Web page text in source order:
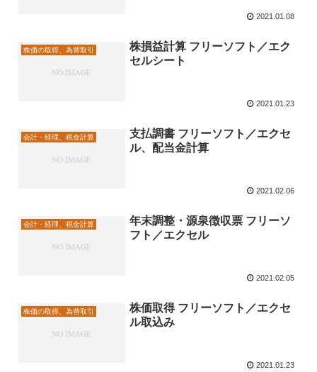
2021.01.08
株価の取得、為替取引
株損益計算 フリーソフト／エク
セルシート
2021.01.23
会計・経理、税金計算
支払調書 フリーソフト／エクセ
ル、配当金計算
2021.02.06
会計・経理、税金計算
年末調整・源泉徴収票 フリーソ
フト／エクセル
2021.02.05
株価の取得、為替取引
株価取得 フリーソフト／エクセ
ル取込み
2021.01.23